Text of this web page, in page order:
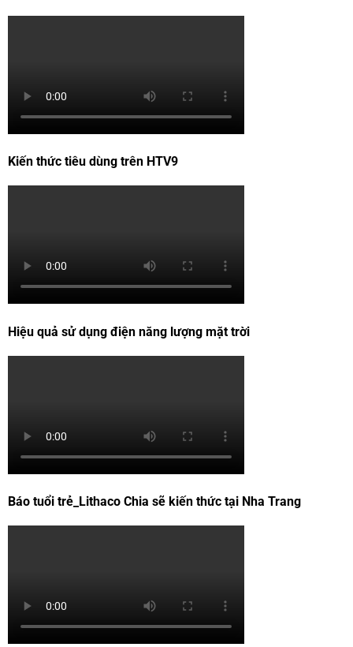
Kiến thức tiêu dùng trên HTV9
Hiệu quả sử dụng điện năng lượng mặt trời
Báo tuổi trẻ_Lithaco Chia sẽ kiến thức tại Nha Trang